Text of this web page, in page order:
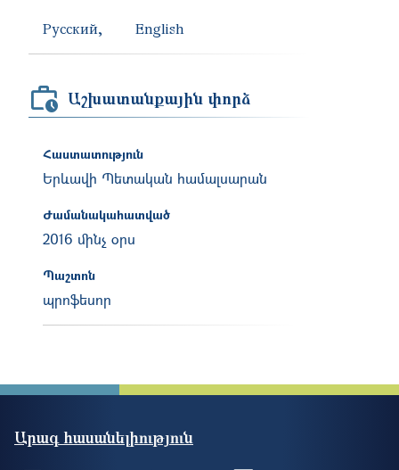
Русский English
Աշխատանքային փորձ
Հաստատություն
Երևավի Պետական համալսարան
Ժամանակահատված
2016 մինչ օրս
Պաշտոն
պրոֆեսոր
Արագ հասանելիություն